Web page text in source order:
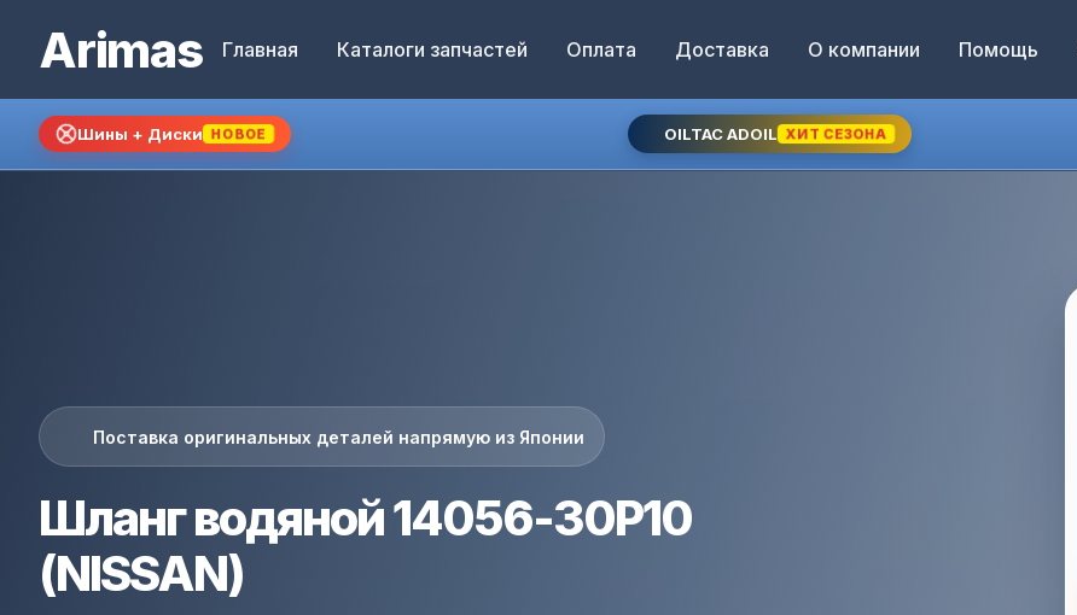
Arimas Главная Каталоги запчастей Оплата Доставка О компании Помощь
Шины + Диски НОВОЕ OILTAC ADOIL ХИТ СЕЗОНА
Поставка оригинальных деталей напрямую из Японии
Шланг водяной 14056-30P10
(NISSAN)